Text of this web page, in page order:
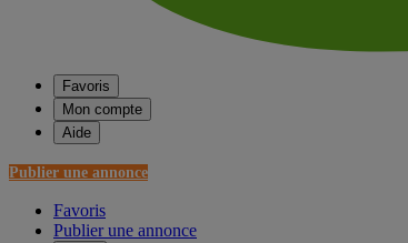
Favoris
Mon compte
Aide
Publier une annonce
Favoris
Publier une annonce